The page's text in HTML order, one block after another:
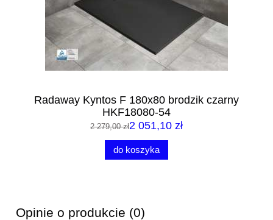
Radaway Kyntos F 180x80 brodzik czarny
HKF18080-54
2 279,00 zł2 051,10 zł
do koszyka
Opinie o produkcie (0)